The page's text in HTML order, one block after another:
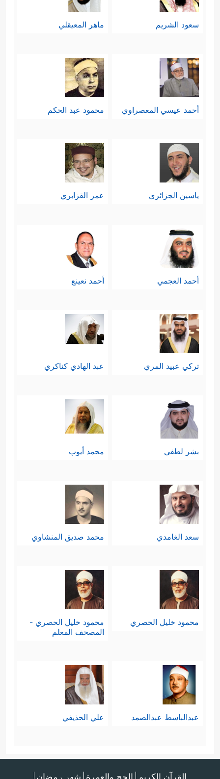
سعود الشريم ماهر المعيقلي
أحمد عيسي المعصراوي محمود عبد الحكم
ياسين الجزائري عمر القزابري
أحمد العجمي أحمد نعينع
تركي عبيد المري عبد الهادي كناكري
بشر لطفي محمد أيوب
سعد الغامدي محمد صديق المنشاوي
محمود خليل الحصري
محمود خليل الحصري -
المصحف المعلم
عبدالباسط عبدالصمد علي الحذيفي
القرآن الكريم الحج والعمرة شهر رمضان